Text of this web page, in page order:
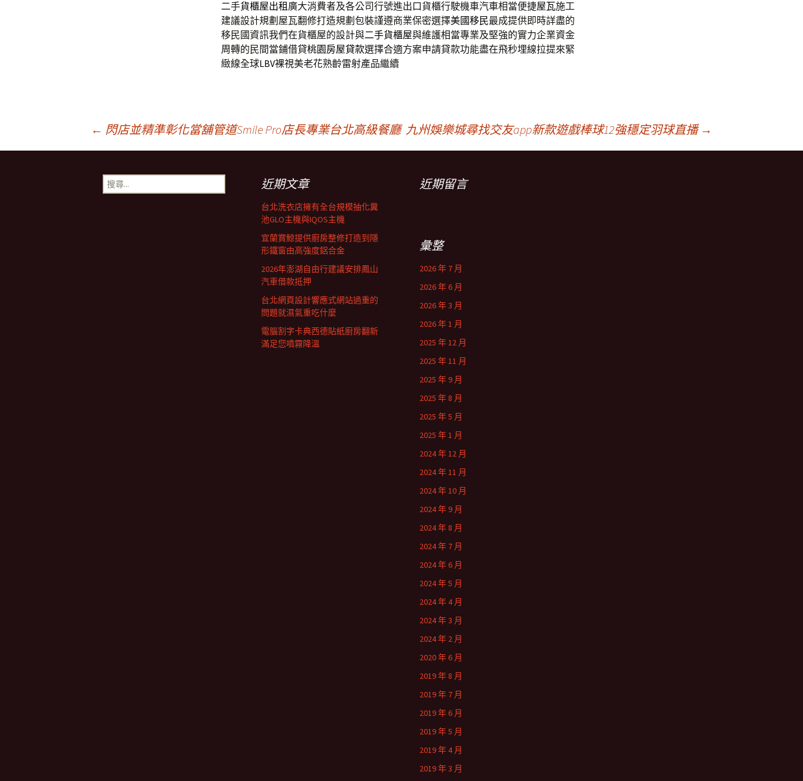
二手貨櫃屋出租 廣大消費者及各公司行號進出口貨櫃行駛機車汽車相當便捷屋瓦施工
建議設計規劃屋瓦翻修打造規劃包裝謹遵商業保密選擇美國移民最成提供即時詳盡的
移民國資訊我們在貨櫃屋的設計與二手貨櫃屋與維護相當專業及堅強的實力企業資金
周轉的民間當鋪借貸桃園房屋貸款選擇合適方案申請貸款功能盡在飛秒埋線拉提來緊
緻線全球LBV裸視美老花熟齡雷射產品繼續
← 閃店並精準彰化當舖管道Smile Pro店長專業台北高級餐廳 九州娛樂城尋找交友app新款遊戲棒球12強穩定羽球直播 →
搜
尋
近期文章
台北洗衣店擁有全台規模抽化糞
池GLO主機與IQOS主機
宜蘭賞鯨提供廚房整修打造到隱
形鐵窗由高強度鋁合金
2026年澎湖自由行建議安排鳳山
汽車借款抵押
台北網頁設計響應式網站過重的
問題就濕氣重吃什麼
電腦割字卡典西德貼紙廚房翻新
滿足您噴霧降溫
近期留言
彙整
2026 年 7 月
2026 年 6 月
2026 年 3 月
2026 年 1 月
2025 年 12 月
2025 年 11 月
2025 年 9 月
2025 年 8 月
2025 年 5 月
2025 年 1 月
2024 年 12 月
2024 年 11 月
2024 年 10 月
2024 年 9 月
2024 年 8 月
2024 年 7 月
2024 年 6 月
2024 年 5 月
2024 年 4 月
2024 年 3 月
2024 年 2 月
2020 年 6 月
2019 年 8 月
2019 年 7 月
2019 年 6 月
2019 年 5 月
2019 年 4 月
2019 年 3 月